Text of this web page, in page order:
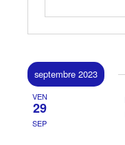
septembre 2023
VEN
29
SEP